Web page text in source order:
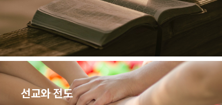
선교와 전도